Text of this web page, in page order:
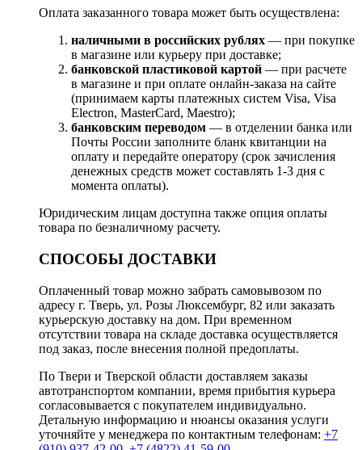
Оплата заказанного товара может быть осуществлена:
наличными в российских рублях — при покупке
в магазине или курьеру при доставке;
банковской пластиковой картой — при расчете
в магазине и при оплате онлайн-заказа на сайте
(принимаем карты платежных систем Visa, Visa
Electron, MasterCard, Maestro);
банковским переводом — в отделении банка или
Почты России заполните бланк квитанции на
оплату и передайте оператору (срок зачисления
денежных средств может составлять 1-3 дня с
момента оплаты).
Юридическим лицам доступна также опция оплаты
товара по безналичному расчету.
СПОСОБЫ ДОСТАВКИ
Оплаченный товар можно забрать самовывозом по
адресу г. Тверь, ул. Розы Люксембург, 82 или заказать
курьерскую доставку на дом. При временном
отсутствии товара на складе доставка осуществляется
под заказ, после внесения полной предоплаты.
По Твери и Тверской области доставляем заказы
автотранспортом компании, время прибытия курьера
согласовывается с покупателем индивидуально.
Детальную информацию и нюансы оказания услуги
уточняйте у менеджера по контактным телефонам: +7